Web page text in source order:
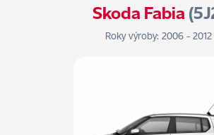
Skoda Fabia
Roky výroby: 2006 - 2012